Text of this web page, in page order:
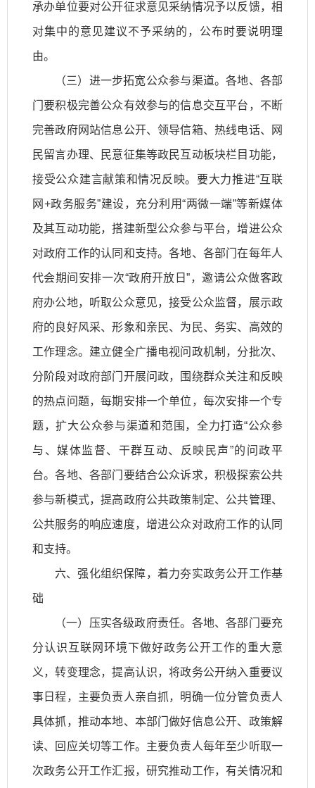
承办单位要对公开征求意见采纳情况予以反馈，相
对集中的意见建议不予采纳的，公布时要说明理
由。
（三）进一步拓宽公众参与渠道。各地、各部
门要积极完善公众有效参与的信息交互平台，不断
完善政府网站信息公开、领导信箱、热线电话、网
民留言办理、民意征集等政民互动板块栏目功能，
接受公众建言献策和情况反映。要大力推进“互联
网+政务服务”建设，充分利用“两微一端”等新媒体
及其互动功能，搭建新型公众参与平台，增进公众
对政府工作的认同和支持。各地、各部门在每年人
代会期间安排一次“政府开放日”，邀请公众做客政
府办公地，听取公众意见，接受公众监督，展示政
府的良好风采、形象和亲民、为民、务实、高效的
工作理念。建立健全广播电视问政机制，分批次、
分阶段对政府部门开展问政，围绕群众关注和反映
的热点问题，每期安排一个单位，每次安排一个专
题，扩大公众参与渠道和范围，全力打造“公众参
与、媒体监督、干群互动、反映民声”的问政平
台。各地、各部门要结合公众诉求，积极探索公共
参与新模式，提高政府公共政策制定、公共管理、
公共服务的响应速度，增进公众对政府工作的认同
和支持。
六、强化组织保障，着力夯实政务公开工作基
础
（一）压实各级政府责任。各地、各部门要充
分认识互联网环境下做好政务公开工作的重大意
义，转变理念，提高认识，将政务公开纳入重要议
事日程，主要负责人亲自抓，明确一位分管负责人
具体抓，推动本地、本部门做好信息公开、政策解
读、回应关切等工作。主要负责人每年至少听取一
次政务公开工作汇报，研究推动工作，有关情况和